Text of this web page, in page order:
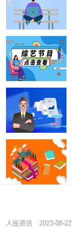
人民资讯 2023-08-22